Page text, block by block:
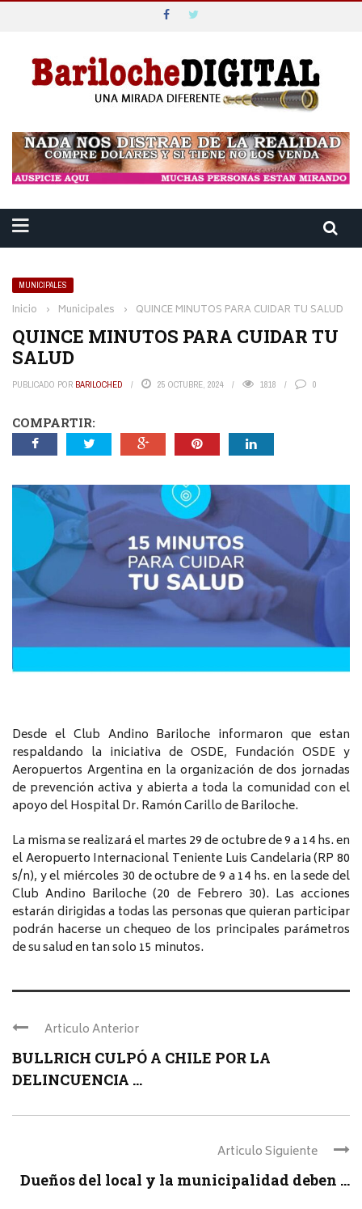
MUNICIPALES
Inicio › Municipales › QUINCE MINUTOS PARA CUIDAR TU SALUD
QUINCE MINUTOS PARA CUIDAR TU
SALUD
PUBLICADO POR BARILOCHED 25 OCTUBRE, 2024 1818 0
COMPARTIR:
Desde el Club Andino Bariloche informaron que estan
respaldando la iniciativa de OSDE, Fundación OSDE y
Aeropuertos Argentina en la organización de dos jornadas
de prevención activa y abierta a toda la comunidad con el
apoyo del Hospital Dr. Ramón Carillo de Bariloche.
La misma se realizará el martes 29 de octubre de 9 a 14 hs. en
el Aeropuerto Internacional Teniente Luis Candelaria (RP 80
s/n), y el miércoles 30 de octubre de 9 a 14 hs. en la sede del
Club Andino Bariloche (20 de Febrero 30). Las acciones
estarán dirigidas a todas las personas que quieran participar
podrán hacerse un chequeo de los principales parámetros
de su salud en tan solo 15 minutos.
Articulo Anterior
BULLRICH CULPÓ A CHILE POR LA
DELINCUENCIA ...
Articulo Siguiente
Dueños del local y la municipalidad deben ...